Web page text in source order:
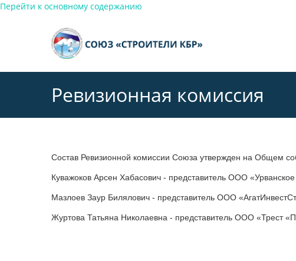
Перейти к основному содержанию
Ревизионная комиссия
Состав Ревизионной комиссии Союза утвержден на Общем
Куважоков Арсен Хабасович - представитель ООО
Мазлоев Заур Билялович - представитель ООО
Журтова Татьяна Николаевна - представитель ООО «Трест